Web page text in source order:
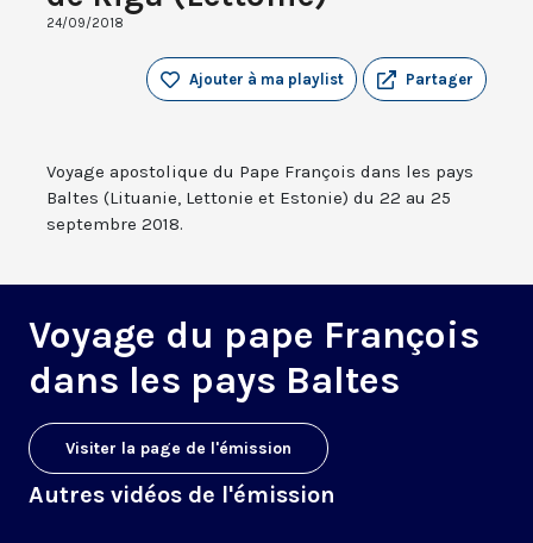
24/09/2018
Partager
Ajouter à ma playlist
Voyage apostolique du Pape François dans les pays
Baltes (Lituanie, Lettonie et Estonie) du 22 au 25
septembre 2018.
Voyage du pape François
dans les pays Baltes
Visiter la page de l'émission
Autres vidéos de l'émission